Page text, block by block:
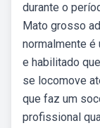
durante o
Mato grosso
normalmente
e habilitado
se locomove
que faz um
profissional